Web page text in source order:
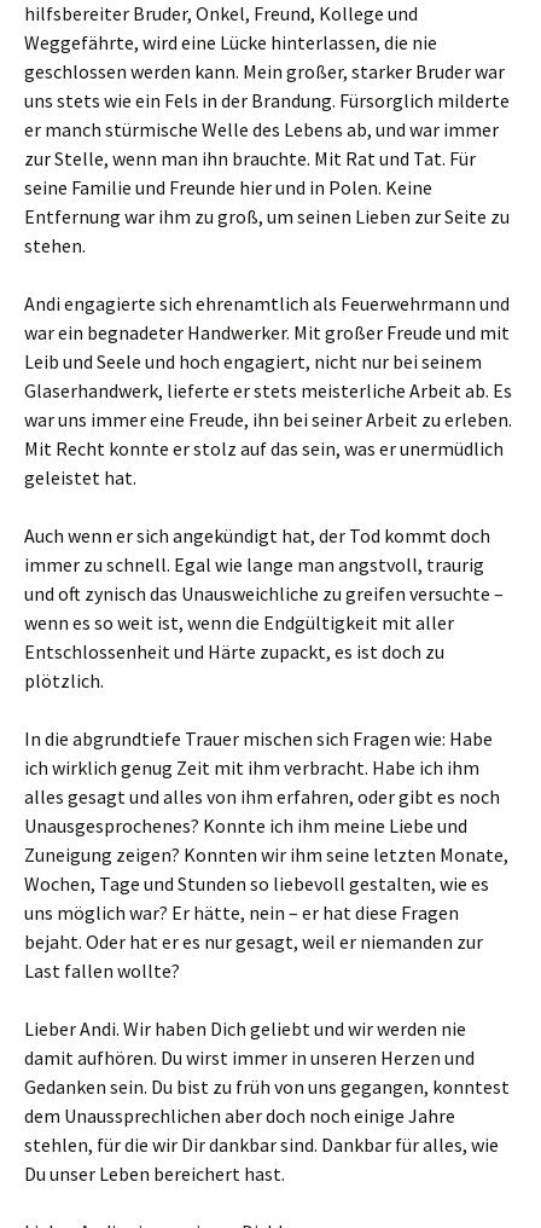
hilfsbereiter Bruder, Onkel, Freund, Kollege und
Weggefährte, wird eine Lücke hinterlassen, die nie
geschlossen werden kann. Mein großer, starker Bruder war
uns stets wie ein Fels in der Brandung. Fürsorglich milderte
er manch stürmische Welle des Lebens ab, und war immer
zur Stelle, wenn man ihn brauchte. Mit Rat und Tat. Für
seine Familie und Freunde hier und in Polen. Keine
Entfernung war ihm zu groß, um seinen Lieben zur Seite zu
stehen.
Andi engagierte sich ehrenamtlich als Feuerwehrmann und
war ein begnadeter Handwerker. Mit großer Freude und mit
Leib und Seele und hoch engagiert, nicht nur bei seinem
Glaserhandwerk, lieferte er stets meisterliche Arbeit ab. Es
war uns immer eine Freude, ihn bei seiner Arbeit zu erleben.
Mit Recht konnte er stolz auf das sein, was er unermüdlich
geleistet hat.
Auch wenn er sich angekündigt hat, der Tod kommt doch
immer zu schnell. Egal wie lange man angstvoll, traurig
und oft zynisch das Unausweichliche zu greifen versuchte –
wenn es so weit ist, wenn die Endgültigkeit mit aller
Entschlossenheit und Härte zupackt, es ist doch zu
plötzlich.
In die abgrundtiefe Trauer mischen sich Fragen wie: Habe
ich wirklich genug Zeit mit ihm verbracht. Habe ich ihm
alles gesagt und alles von ihm erfahren, oder gibt es noch
Unausgesprochenes? Konnte ich ihm meine Liebe und
Zuneigung zeigen? Konnten wir ihm seine letzten Monate,
Wochen, Tage und Stunden so liebevoll gestalten, wie es
uns möglich war? Er hätte, nein – er hat diese Fragen
bejaht. Oder hat er es nur gesagt, weil er niemanden zur
Last fallen wollte?
Lieber Andi. Wir haben Dich geliebt und wir werden nie
damit aufhören. Du wirst immer in unseren Herzen und
Gedanken sein. Du bist zu früh von uns gegangen, konntest
dem Unaussprechlichen aber doch noch einige Jahre
stehlen, für die wir Dir dankbar sind. Dankbar für alles, wie
Du unser Leben bereichert hast.